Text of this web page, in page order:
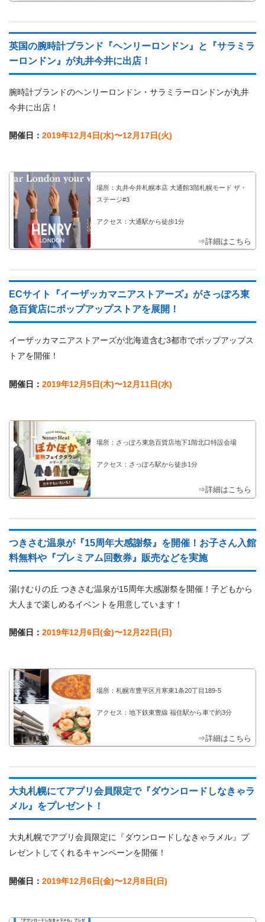
英国の腕時計ブランド『ヘンリーロンドン』と『サラミラ
ーロンドン』が丸井今井に出店！
腕時計ブランドのヘンリーロンドン・サラミラーロンドンが丸井
今井に出店！
開催日： 2019年12月4日(水)〜12月17日(火)
場所：丸井今井札幌本店 大通館3階札幌モード ザ・
ステージ#3
アクセス：大通駅から徒歩1分
⇒詳細はこちら
ECサイト『イーザッカマニアストアーズ』がさっぽろ東
急百貨店にポップアップストアを展開！
イーザッカマニアストアーズが北海道含む3都市でポップアップス
トアを開催！
開催日： 2019年12月5日(木)〜12月11日(水)
場所：さっぽろ東急百貨店地下1階北口特設会場
アクセス：さっぽろ駅から徒歩1分
⇒詳細はこちら
つきさむ温泉が『15周年大感謝祭』を開催！お子さん入館
料無料や『プレミアム回数券』販売などを実施
湯けむりの丘 つきさむ温泉が15周年大感謝祭を開催！子どもから
大人まで楽しめるイベントを用意しています！
開催日： 2019年12月6日(金)〜12月22日(日)
場所：札幌市豊平区月寒東1条20丁目189-5
アクセス：地下鉄東豊線 福住駅から車で約3分
⇒詳細はこちら
大丸札幌にてアプリ会員限定で『ダウンロードしなきゃラ
メル』をプレゼント！
大丸札幌でアプリ会員限定に『ダウンロードしなきゃラメル』プ
レゼントしてくれるキャンペーンを開催！
開催日： 2019年12月6日(金)〜12月8日(日)